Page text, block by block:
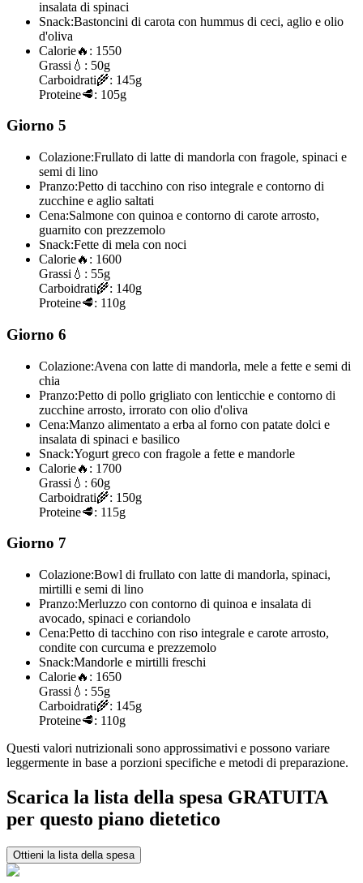
insalata di spinaci
Snack:Bastoncini di carota con hummus di ceci, aglio e olio
d'oliva
Calorie🔥: 1550
Grassi 💧: 50g
Carboidrati🌾: 145g
Proteine🥩: 105g
Giorno 5
Colazione:Frullato di latte di mandorla con fragole, spinaci e
semi di lino
Pranzo:Petto di tacchino con riso integrale e contorno di
zucchine e aglio saltati
Cena:Salmone con quinoa e contorno di carote arrosto,
guarnito con prezzemolo
Snack:Fette di mela con noci
Calorie🔥: 1600
Grassi 💧: 55g
Carboidrati🌾: 140g
Proteine🥩: 110g
Giorno 6
Colazione:Avena con latte di mandorla, mele a fette e semi di
chia
Pranzo:Petto di pollo grigliato con lenticchie e contorno di
zucchine arrosto, irrorato con olio d'oliva
Cena:Manzo alimentato a erba al forno con patate dolci e
insalata di spinaci e basilico
Snack:Yogurt greco con fragole a fette e mandorle
Calorie🔥: 1700
Grassi 💧: 60g
Carboidrati🌾: 150g
Proteine🥩: 115g
Giorno 7
Colazione:Bowl di frullato con latte di mandorla, spinaci,
mirtilli e semi di lino
Pranzo:Merluzzo con contorno di quinoa e insalata di
avocado, spinaci e coriandolo
Cena:Petto di tacchino con riso integrale e carote arrosto,
condite con curcuma e prezzemolo
Snack:Mandorle e mirtilli freschi
Calorie🔥: 1650
Grassi 💧: 55g
Carboidrati🌾: 145g
Proteine🥩: 110g
Questi valori nutrizionali sono approssimativi e possono variare
leggermente in base a porzioni specifiche e metodi di preparazione.
Scarica la lista della spesa GRATUITA
per questo piano dietetico
Ottieni la lista della spesa